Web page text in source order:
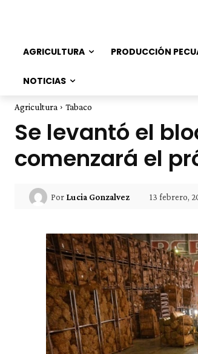
AGRICULTURA PRODUCCIÓN
NOTICIAS
Agricultura Tabaco
Se levantó el
comenzará el
Por Lucia Gonzalvez 13 febrero,